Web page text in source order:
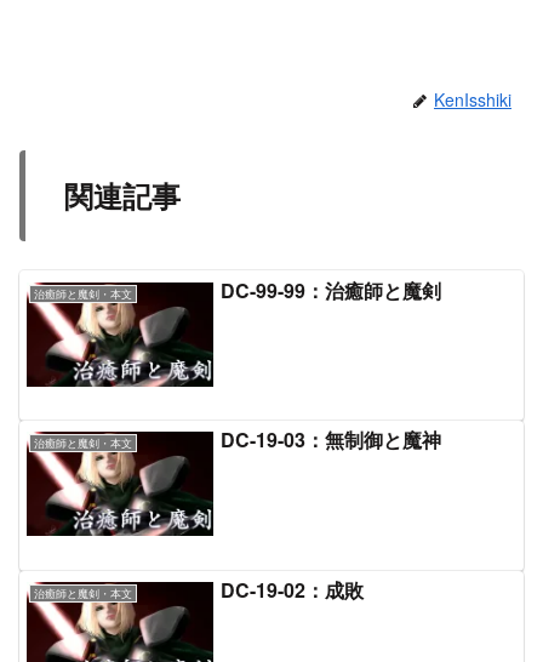
KenIsshiki
関連記事
治癒師と魔剣・本文 DC-99-99：治癒師と魔剣
治癒師と魔剣・本文 DC-19-03：無制御と魔神
治癒師と魔剣・本文 DC-19-02：成敗